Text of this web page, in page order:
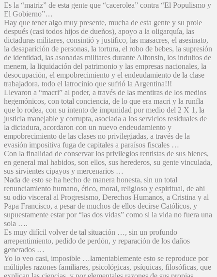
Es la “matriz” de esta gente que “cacerolea” contra “El Populismo y
El Gobierno”…
Hay que tener algo muy presente, mucha de esta gente y su prole
después (casi todos hijos de dueños), apoyo a la oligarquía, las
dictaduras militares, consintió y justifico, las masacres, el asesinato,
la desaparición de personas, la tortura, el robo de bebes, la supresión
de identidad, las asonadas militares durante Alfonsin, los indultos de
menem, la liquidación del patrimonio y las empresas nacionales, la
desocupación, el empobrecimiento y el endeudamiento de la clase
trabajadora, todo el latrocinio que sufrió la Argentina!!!
Llevaron a “macri” al poder, a través de las mentiras de los medios
hegemónicos, con total conciencia, de lo que era macri y la runfla
que lo rodea, con su intento de impunidad por medio del 2 X 1, la
justicia manejable y corrupta, asociada a los servicios residuales de
la dictadura, acordaron con un nuevo endeudamiento y
empobrecimiento de las clases no privilegiadas, a través de la
evasión impositiva fuga de capitales a paraísos fiscales …
Con la finalidad de conservar los privilegios rentistas de sus bienes,
en general mal habidos, son ellos, sus herederos, su gente vinculada,
sus sirvientes cipayos y mercenarios …
Nada de esto se ha hecho de manera honesta, sin un total
renunciamiento humano, ético, moral, religioso y espiritual, de ahi
su odio visceral al Progresismo, Derechos Humanos, a Cristina y al
Papa Francisco, a pesar de muchos de ellos decirse Católicos, y
supuestamente estar por “las dos vidas” como si la vida no fuera una
sola ….
Es muy difícil volver de tal situación …, sin un profundo
arrepentimiento, pedido de perdón, y reparación de los daños
generados …
Yo lo veo casi, imposible …lamentablemente esto se reproduce por
múltiples razones familiares, psicológicas, psíquicas, filosóficas, que